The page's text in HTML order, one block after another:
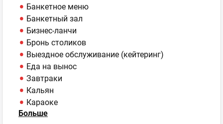
Банкетное меню
Банкетный зал
Бизнес-ланчи
Бронь столиков
Выездное обслуживание (кейтеринг)
Еда на вынос
Завтраки
Кальян
Караоке
Кинопоказы
Больше